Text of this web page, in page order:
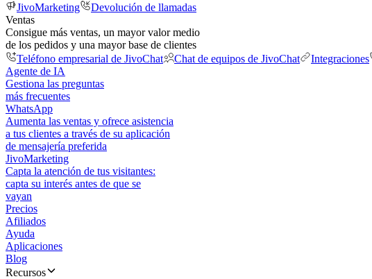
JivoMarketing
Devolución de llamadas
Ventas
Consigue más ventas, un mayor valor medio
de los pedidos y una mayor base de clientes
Teléfono empresarial de JivoChat
Chat de equipos de JivoChat Integraciones
Agente de IA
Gestiona las preguntas
más frecuentes
WhatsApp
Aumenta las ventas y ofrece asistencia
a tus clientes a través de su aplicación
de mensajería preferida
JivoMarketing
Capta la atención de tus visitantes:
capta su interés antes de que se
vayan
Precios
Afiliados
Ayuda
Aplicaciones
Blog
Recursos